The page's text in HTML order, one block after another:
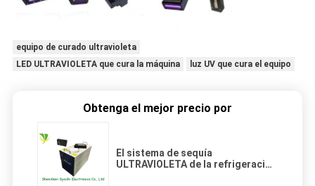
equipo de curado ultravioleta
LED ULTRAVIOLETA que cura la máquina
luz UV que cura el equipo
Obtenga el mejor precio por
El sistema de sequía
ULTRAVIOLETA de la refrigeración